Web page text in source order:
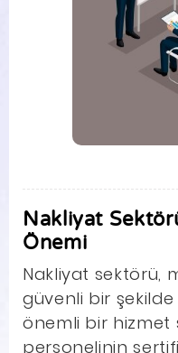
Nakliyat
Önemi
Nakliyat sektörü,
güvenli bir şekilde
önemli bir hizmet
personelinin